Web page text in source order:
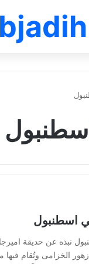
اسطنبول
نبذه عن حديقة
الخزامى وتُقام فيها